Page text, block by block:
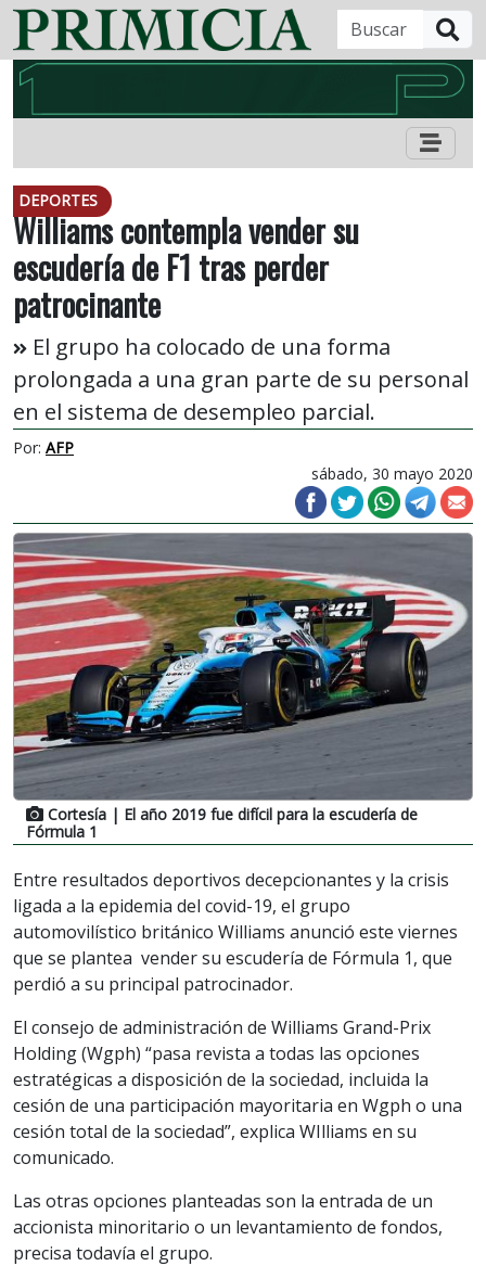
DEPORTES
Williams contempla vender su
escudería de F1 tras perder
patrocinante
El grupo ha colocado de una forma
prolongada a una gran parte de su personal
en el sistema de desempleo parcial.
Por: AFP
sábado, 30 mayo 2020
Cortesía | El año 2019 fue difícil para la escudería de
Fórmula 1
Entre resultados deportivos decepcionantes y la crisis
ligada a la epidemia del covid-19, el grupo
automovilístico británico Williams anunció este viernes
que se plantea vender su escudería de Fórmula 1, que
perdió a su principal patrocinador.
El consejo de administración de Williams Grand-Prix
Holding (Wgph) “pasa revista a todas las opciones
estratégicas a disposición de la sociedad, incluida la
cesión de una participación mayoritaria en Wgph o una
cesión total de la sociedad”, explica WIlliams en su
comunicado.
Las otras opciones planteadas son la entrada de un
accionista minoritario o un levantamiento de fondos,
precisa todavía el grupo.